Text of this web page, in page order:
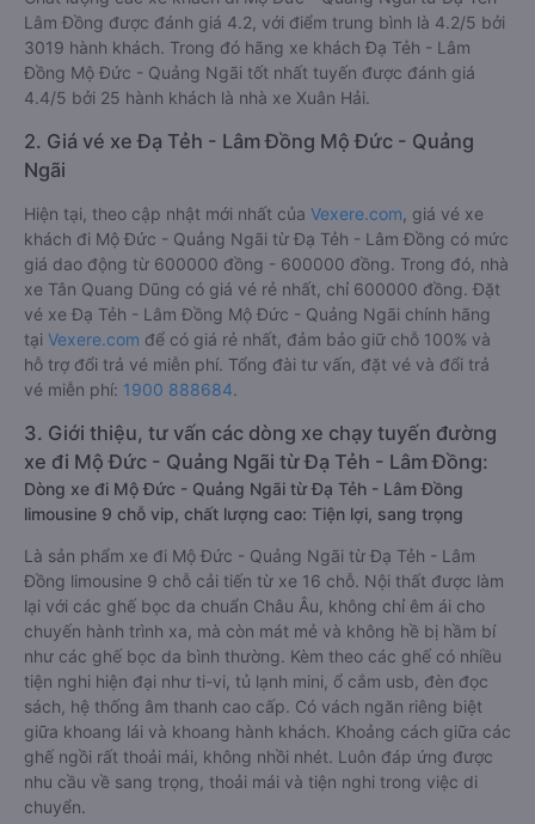
Lâm Đồng được đánh giá 4.2, với điểm trung bình là 4.2/5 bởi
3019 hành khách. Trong đó hãng xe khách Đạ Tẻh - Lâm
Đồng Mộ Đức - Quảng Ngãi tốt nhất tuyến được đánh giá
4.4/5 bởi 25 hành khách là nhà xe Xuân Hải.
2. Giá vé xe Đạ Tẻh - Lâm Đồng Mộ Đức - Quảng
Ngãi
Hiện tại, theo cập nhật mới nhất của Vexere.com , giá vé xe
khách đi Mộ Đức - Quảng Ngãi từ Đạ Tẻh - Lâm Đồng có mức
giá dao động từ 600000 đồng - 600000 đồng. Trong đó, nhà
xe Tân Quang Dũng có giá vé rẻ nhất, chỉ 600000 đồng. Đặt
vé xe Đạ Tẻh - Lâm Đồng Mộ Đức - Quảng Ngãi chính hãng
tại Vexere.com để có giá rẻ nhất, đảm bảo giữ chỗ 100% và
hỗ trợ đổi trả vé miễn phí. Tổng đài tư vấn, đặt vé và đổi trả
vé miễn phí: 1900 888684.
3. Giới thiệu, tư vấn các dòng xe chạy tuyến đường
xe đi Mộ Đức - Quảng Ngãi từ Đạ Tẻh - Lâm Đồng:
Dòng xe đi Mộ Đức - Quảng Ngãi từ Đạ Tẻh - Lâm Đồng
limousine 9 chỗ vip, chất lượng cao: Tiện lợi, sang trọng
Là sản phẩm xe đi Mộ Đức - Quảng Ngãi từ Đạ Tẻh - Lâm
Đồng limousine 9 chỗ cải tiến từ xe 16 chỗ. Nội thất được làm
lại với các ghế bọc da chuẩn Châu Âu, không chỉ êm ái cho
chuyến hành trình xa, mà còn mát mẻ và không hề bị hầm bí
như các ghế bọc da bình thường. Kèm theo các ghế có nhiều
tiện nghi hiện đại như ti-vi, tủ lạnh mini, ổ cắm usb, đèn đọc
sách, hệ thống âm thanh cao cấp. Có vách ngăn riêng biệt
giữa khoang lái và khoang hành khách. Khoảng cách giữa các
ghế ngồi rất thoải mái, không nhồi nhét. Luôn đáp ứng được
nhu cầu về sang trọng, thoải mái và tiện nghi trong việc di
chuyển.